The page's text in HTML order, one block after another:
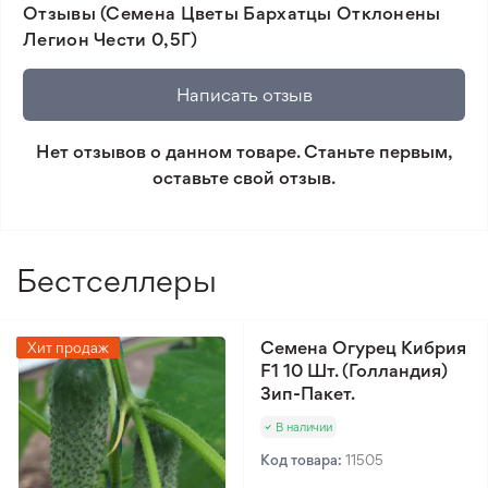
товара и реального растения.
🛡️ Защита покупок. Возврат средств за товар,
который не соответствует ожиданиям. Согласно
условиям возврата.
Минимальный заказ 300 грн.
Отзывы (Семена Цветы Бархатцы Отклонены
Легион Чести 0,5Г)
Написать отзыв
Нет отзывов о данном товаре. Станьте первым,
оставьте свой отзыв.
Бестселлеры
Хит продаж
Семена Огурец Кибрия
F1 10 Шт. (Голландия)
Зип-Пакет.
В наличии
Код товара: 11505